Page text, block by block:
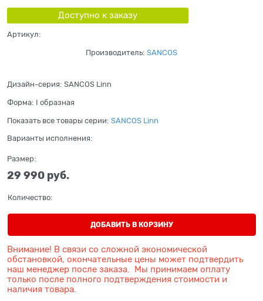
Доступно к заказу
Артикул:
Производитель: SANCOS
Дизайн-серия: SANCOS Linn
Форма: I образная
Показать все товары серии: SANCOS Linn
Варианты исполнения:
Размер:
29 990 руб.
Количество:
ДОБАВИТЬ В КОРЗИНУ
Внимание! В связи со сложной экономической
обстановкой, окончательные цены может подтвердить
наш менеджер после заказа. Мы принимаем оплату
только после полного подтверждения стоимости и
наличия товара.